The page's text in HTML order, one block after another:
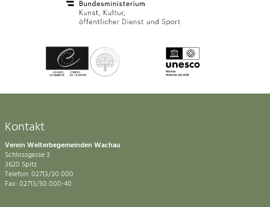
Kontakt
Verein Welterbegemeinden Wachau
Schlossgasse 3
3620 Spitz
Telefon: 02713/30 000
Fax: 02713/30 000-40